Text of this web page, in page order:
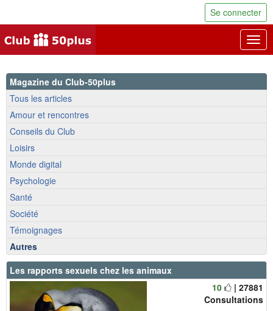
Se connecter
Magazine du Club-50plus
Tous les articles
Amour et rencontres
Conseils du Club
Loisirs
Monde digital
Psychologie
Santé
Société
Témoignages
Autres
Les rapports sexuels chez les animaux
10
| 27881
Consultations